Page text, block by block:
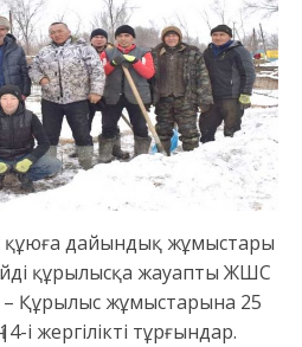
құюға дайындық жұмыстары
құрылысқа жауапты ЖШС
– Құрылыс жұмыстарына 25
і жергілікті тұрғындар.